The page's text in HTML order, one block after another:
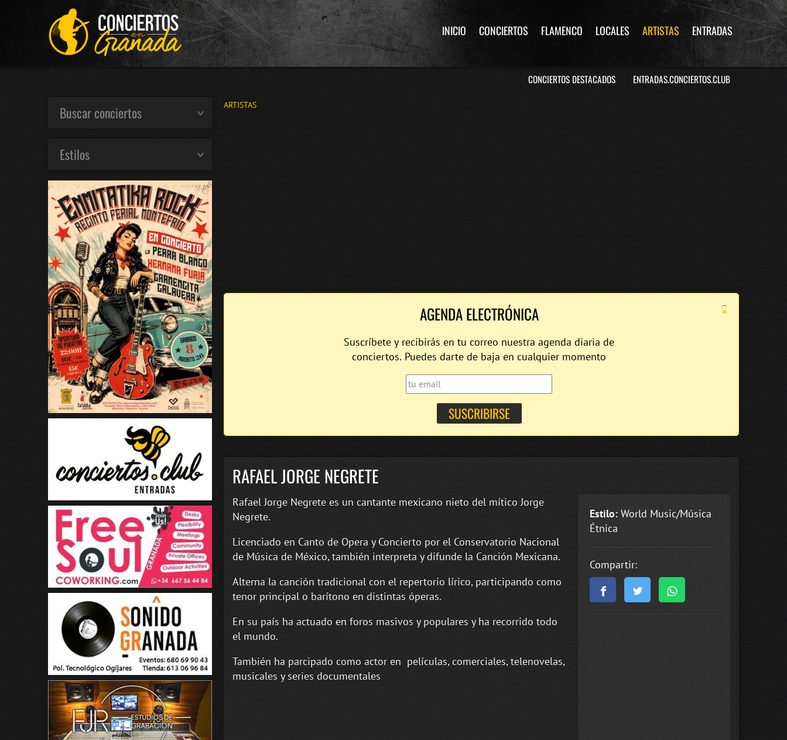
INICIO CONCIERTOS FLAMENCO LOCALES ARTISTAS ENTRADAS
CONCIERTOS DESTACADOS ENTRADAS.CONCIERTOS.CLUB
ARTISTAS
×
AGENDA ELECTRÓNICA
Suscríbete y recibirás en tu correo nuestra agenda diaria de
conciertos. Puedes darte de baja en cualquier momento
RAFAEL JORGE NEGRETE
Estilo: World Music/Música
Étnica
Compartir:
Rafael Jorge Negrete es un cantante mexicano nieto del mítico Jorge
Negrete.
Licenciado en Canto de Opera y Concierto por el Conservatorio Nacional
de Música de México, también interpreta y difunde la Canción Mexicana.
Alterna la canción tradicional con el repertorio lírico, participando como
tenor principal o barítono en distintas óperas.
En su país ha actuado en foros masivos y populares y ha recorrido todo
el mundo.
También ha parcipado como actor en películas, comerciales, telenovelas,
musicales y series documentales
Buscar conciertos
Estilos